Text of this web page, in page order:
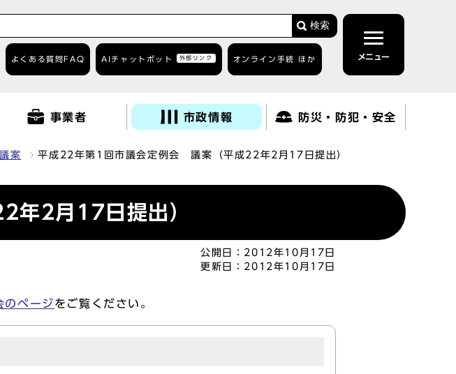
検索
よくある質問 FAQ AIチャットボット 外部リンク オンライン手続 ほか メニュー
事業者 市政情報 防災・防犯・安全
案 平成22年第1回市議会定例会 議案（平成22年2月17日提出）
年2月17日提出）
公開日： 2012年10月17日
更新日： 2012年10月17日
のページをご覧ください。